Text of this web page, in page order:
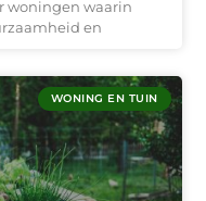
woningen waarin
en
WONING EN TUIN